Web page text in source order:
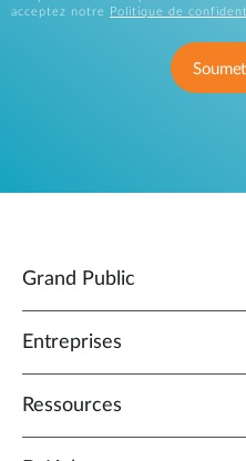
acceptez notre
Politique de
Grand Public
Entreprises
Ressources